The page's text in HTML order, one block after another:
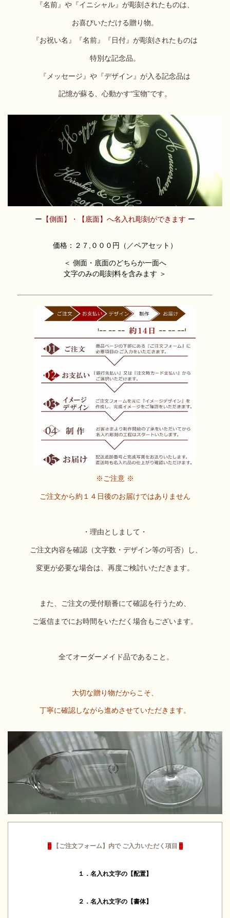
『名前』や『イニシャル』が彫刻されたものは、
お喜びいただける贈り物。
『お祝い名』『名前』『日付』が彫刻されたものは
特別な記念品。
『メッセージ』や『デザイン』が入る記念品は
記憶が蘇る、心動かす“宝物”です。
ー 【側面】・【底面】へ名入れ彫刻ができます ー
価格：２７,０００円（／ペアセット）
＜ 側面・ 底面のどちらか一面へ
文字のみの彫刻料を含みます ＞
※ご注意 ※
ご注文から約１４日後のお届けではありません
・理由としまして・
ご注文内容を確認（文字数・デザイン等の可否）し、
変更が必要な場合は、再度ご検討いただきます。
また、ご注文の受付順番にて確認を行うため、
ご返信までにお時間をいただく場合もございます。
全てオーダーメイド品であること。
大切な贈り物だからこそ、
丁寧に確認しながら進めさせていただきます。
□【ご注文フォーム】内で ご入力いただく項目 □
１．名入れ文字の【配置】
２．名入れ文字の【書体】